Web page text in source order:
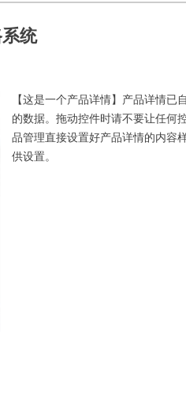
统
【这是一个产品详情】产品详情已
的数据。拖动控件时请不要让任何
品管理直接设置好产品详情的内容
供设置。